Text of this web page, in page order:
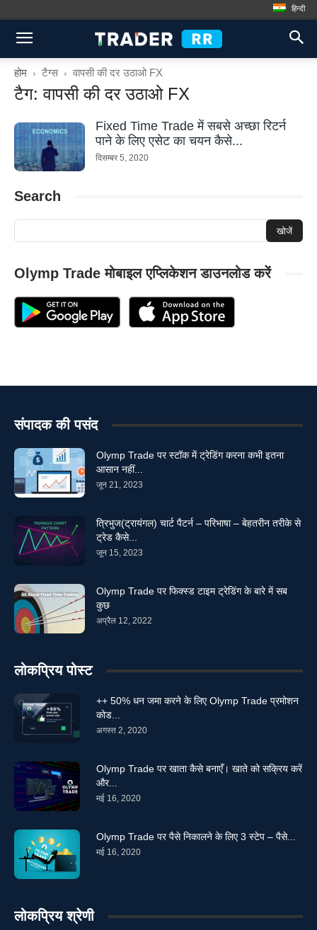
हिन्दी
होम टैग्स वापसी की दर उठाओ FX
टैग: वापसी की दर उठाओ FX
Fixed Time Trade में सबसे अच्छा रिटर्न
पाने के लिए एसेट का चयन कैसे...
दिसम्बर 5, 2020
Search
Olymp Trade मोबाइल एप्लिकेशन डाउनलोड करें
संपादक की पसंद
Olymp Trade पर स्टॉक में ट्रेडिंग करना कभी इतना
आसान नहीं...
जून 21, 2023
त्रिभुज(ट्रायंगल) चार्ट पैटर्न – परिभाषा – बेहतरीन तरीके से
ट्रेड कैसे...
जून 15, 2023
Olymp Trade पर फिक्स्ड टाइम ट्रेडिंग के बारे में सब
कुछ
अप्रैल 12, 2022
लोकप्रिय पोस्ट
++ 50% धन जमा करने के लिए Olymp Trade प्रमोशन
कोड...
अगस्त 2, 2020
Olymp Trade पर खाता कैसे बनाएँ। खाते को सक्रिय करें
और...
मई 16, 2020
Olymp Trade पर पैसे निकालने के लिए 3 स्टेप – पैसे...
मई 16, 2020
लोकप्रिय श्रेणी